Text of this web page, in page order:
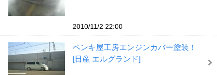
2010/11/2 22:00
ペンキ屋工房エンジンカバー塗装！
[日産 エルグランド]